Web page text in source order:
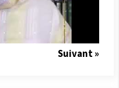
Suivant »